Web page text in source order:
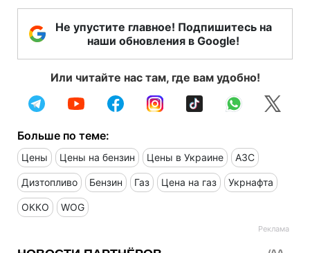
Не упустите главное! Подпишитесь на
наши обновления в Google!
Или читайте нас там, где вам удобно!
Больше по теме:
Цены Цены на бензин Цены в Украине АЗС
Дизтопливо Бензин Газ Цена на газ Укрнафта
ОККО WOG